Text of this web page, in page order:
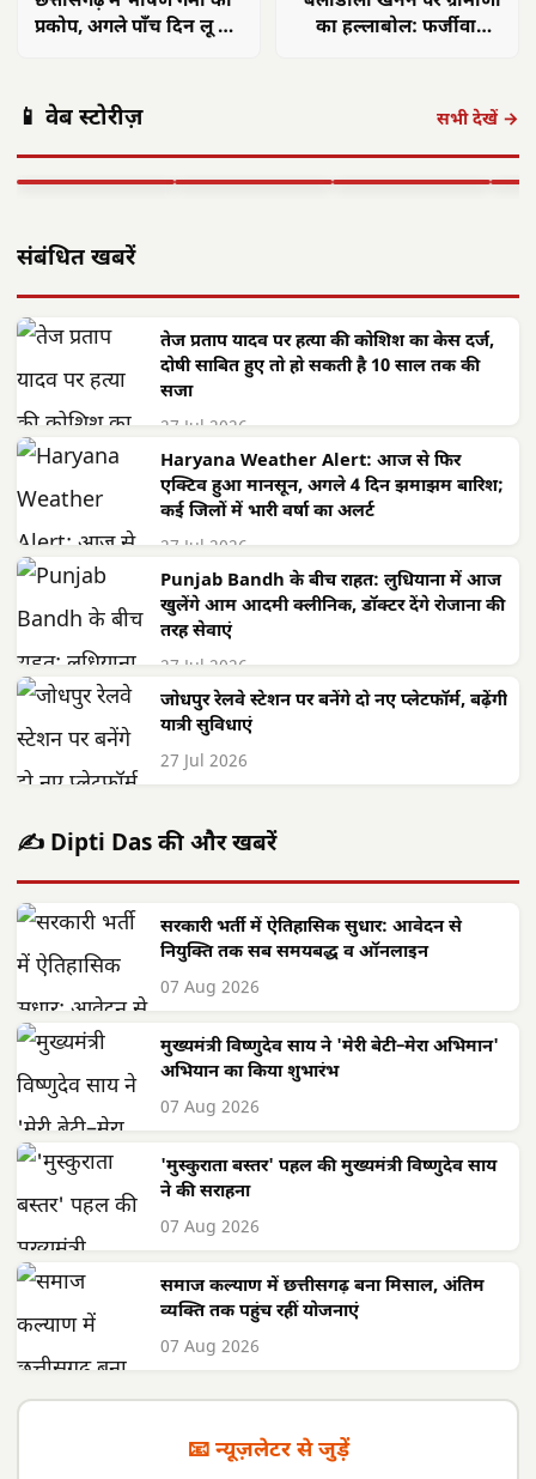
प्रकोप, अगले पाँच दिन लू का
का हल्लाबोल: फर्जीवाड़ा-
📱 वेब स्टोरीज़ सभी देखें →
सितंबर से सभी
बहाल करेगा,…
…
मॉडल' बना लाखों
संजीवनी
में
संबंधित खबरें
तेज प्रताप यादव पर हत्या की कोशिश का केस दर्ज,
दोषी साबित हुए तो हो सकती है 10 साल तक की
सजा
27 Jul 2026
Haryana Weather Alert: आज से फिर
एक्टिव हुआ मानसून, अगले 4 दिन झमाझम बारिश;
कई जिलों में भारी वर्षा का अलर्ट
27 Jul 2026
Punjab Bandh के बीच राहत: लुधियाना में आज
खुलेंगे आम आदमी क्लीनिक, डॉक्टर देंगे रोजाना की
तरह सेवाएं
27 Jul 2026
जोधपुर रेलवे स्टेशन पर बनेंगे दो नए प्लेटफॉर्म, बढ़ेंगी
यात्री सुविधाएं
27 Jul 2026
✍️ Dipti Das की और खबरें
सरकारी भर्ती में ऐतिहासिक सुधार: आवेदन से
नियुक्ति तक सब समयबद्ध व ऑनलाइन
07 Aug 2026
मुख्यमंत्री विष्णुदेव साय ने 'मेरी बेटी–मेरा अभिमान'
अभियान का किया शुभारंभ
07 Aug 2026
'मुस्कुराता बस्तर' पहल की मुख्यमंत्री विष्णुदेव साय
ने की सराहना
07 Aug 2026
समाज कल्याण में छत्तीसगढ़ बना मिसाल, अंतिम
व्यक्ति तक पहुंच रहीं योजनाएं
07 Aug 2026
📧 न्यूज़लेटर से जुड़ें